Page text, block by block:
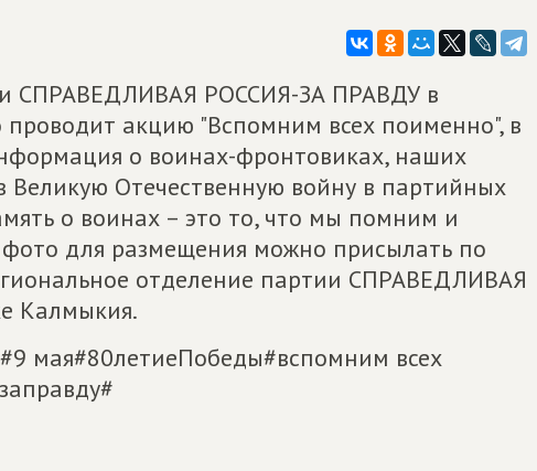
СПРАВЕДЛИВАЯ РОССИЯ-ЗА ПРАВДУ в
акцию "Вспомним всех поименно", в
о воинах-фронтовиках, наших
Отечественную войну в партийных
о воинах – это то, что мы помним и
для размещения можно присылать по
отделение партии СПРАВЕДЛИВАЯ
Калмыкия.
мая#80летиеПобеды#вспомним всех